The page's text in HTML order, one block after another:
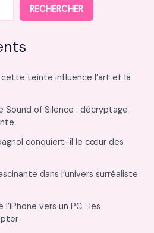
RECHERCHER
teinte influence l’art et la
Sound of Silence : décryptage
conquiert-il le cœur des
dans l’univers surréaliste
vers un PC : les